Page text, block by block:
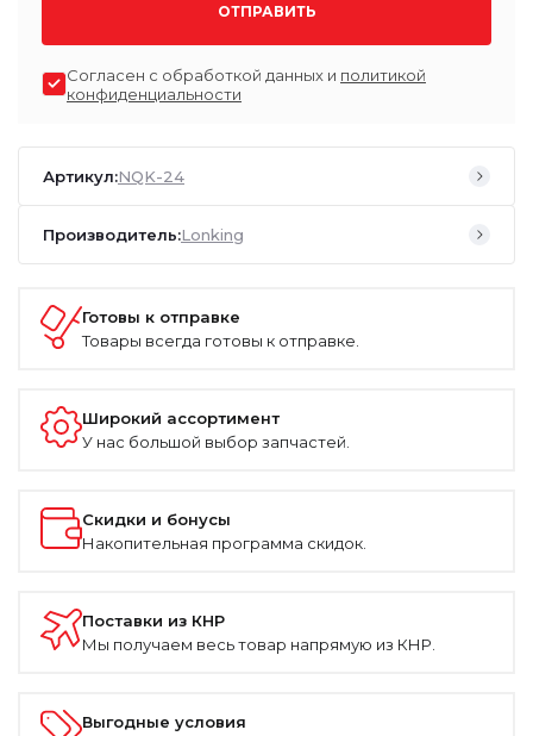
ОТПРАВИТЬ
Согласен с обработкой данных и политикой
конфиденциальности
Артикул:NQK-24
Производитель:Lonking
Готовы к отправке
Товары всегда готовы к отправке.
Широкий ассортимент
У нас большой выбор запчастей.
Скидки и бонусы
Накопительная программа скидок.
Поставки из КНР
Мы получаем весь товар напрямую из КНР.
Выгодные условия